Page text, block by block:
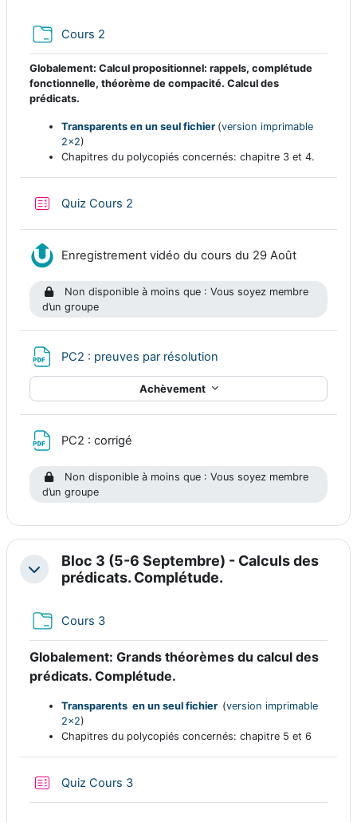
Cours 2
Globalement: Calcul propositionnel: rappels, complétude
fonctionnelle, théorème de compacité. Calcul des
prédicats.
Transparents en un seul fichier (version imprimable
2x2)
Chapitres du polycopiés concernés: chapitre 3 et 4.
Quiz Cours 2
Enregistrement vidéo du cours du 29 Août
Non disponible à moins que : Vous soyez membre
d’un groupe
PC2 : preuves par résolution
Achèvement
PC2 : corrigé
Non disponible à moins que : Vous soyez membre
d’un groupe
Replier
Bloc 3 (5-6 Septembre) - Calculs des
prédicats. Complétude.
Cours 3Dossier
Globalement: Grands théorèmes du calcul des
prédicats. Complétude.
Transparents en un seul fichier (version imprimable
2x2)
Chapitres du polycopiés concernés: chapitre 5 et 6
Quiz Cours 3Test